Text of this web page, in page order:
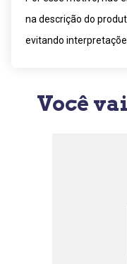
na descrição do
evitando
Você